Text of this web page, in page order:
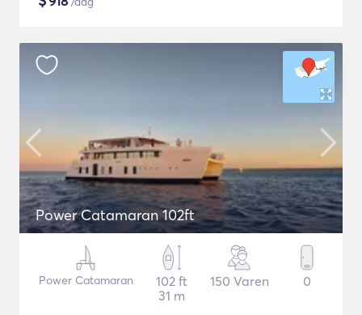
Power Catamaran 102ft
Power Catamaran
102 ft
31 m
150 Varen 0